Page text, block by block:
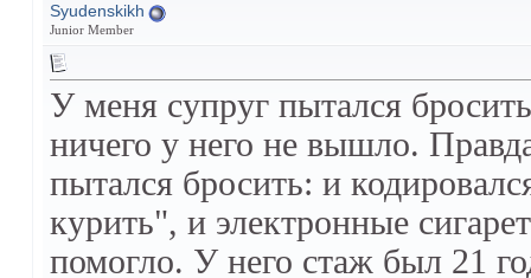
Syudenskikh
Junior Member
У меня супруг пытался
ничего у него не вышло.
пытался бросить: и
курить", и электронные
помогло. У него стаж был 21